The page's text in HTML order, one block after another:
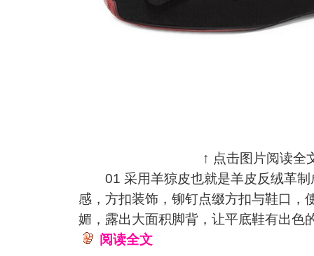
↑ 点击图片阅读全
01 采用羊猄皮也就是羊皮反绒革制
感，方扣装饰，铆钉点缀方扣与鞋口，
媚，露出大面积脚背，让平底鞋有出色
阅读全文